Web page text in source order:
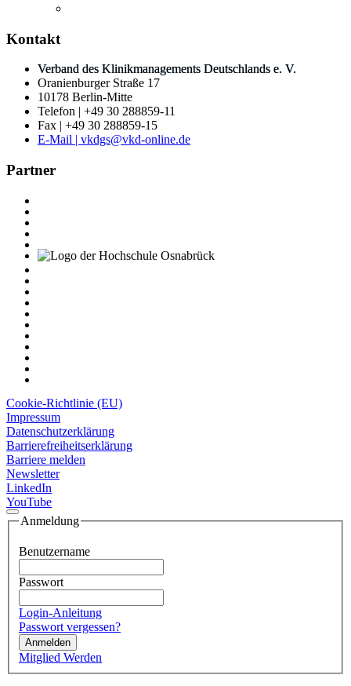
Kontakt
Verband des Klinikmanagements Deutschlands e. V.
Oranienburger Straße 17
10178 Berlin-Mitte
Telefon | +49 30 288859-11
Fax | +49 30 288859-15
E-Mail | vkdgs@vkd-online.de
Partner
Cookie-Richtlinie (EU)
Impressum
Datenschutzerklärung
Barrierefreiheitserklärung
Barriere melden
Newsletter
LinkedIn
YouTube
Anmeldung
Benutzername
Passwort
Login-Anleitung
Passwort vergessen?
Anmelden
Mitglied Werden